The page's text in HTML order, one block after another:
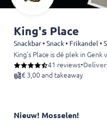
King's Place
Snackbar • Snack • Frikandel
King's Place is dé plek in
Geniet van een uitgebreid
Ideaal voor snelle take-away
41 reviews•
€ 3,00 and takeaway
Nieuw! Mosselen!